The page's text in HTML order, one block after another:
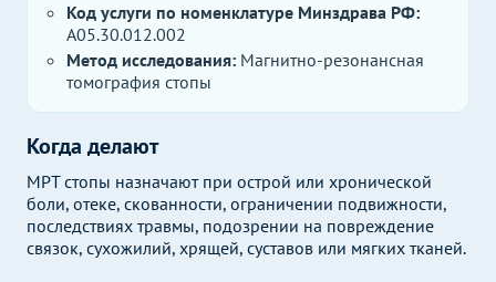
Код услуги по номенклатуре Минздрава РФ:
A05.30.012.002
Метод исследования: Магнитно-резонансная
томография стопы
Когда делают
МРТ стопы назначают при острой или хронической
боли, отеке, скованности, ограничении подвижности,
последствиях травмы, подозрении на повреждение
связок, сухожилий, хрящей, суставов или мягких тканей.